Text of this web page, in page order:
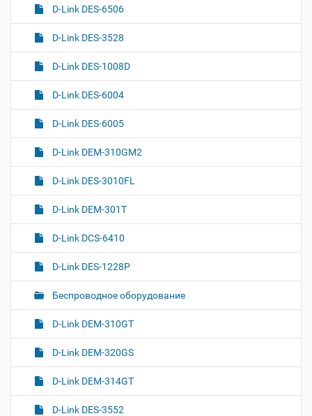
D-Link DES-6506
D-Link DES-3528
D-Link DES-1008D
D-Link DES-6004
D-Link DES-6005
D-Link DEM-310GM2
D-Link DES-3010FL
D-Link DEM-301T
D-Link DCS-6410
D-Link DES-1228P
Беспроводное оборудование
D-Link DEM-310GT
D-Link DEM-320GS
D-Link DEM-314GT
D-Link DES-3552